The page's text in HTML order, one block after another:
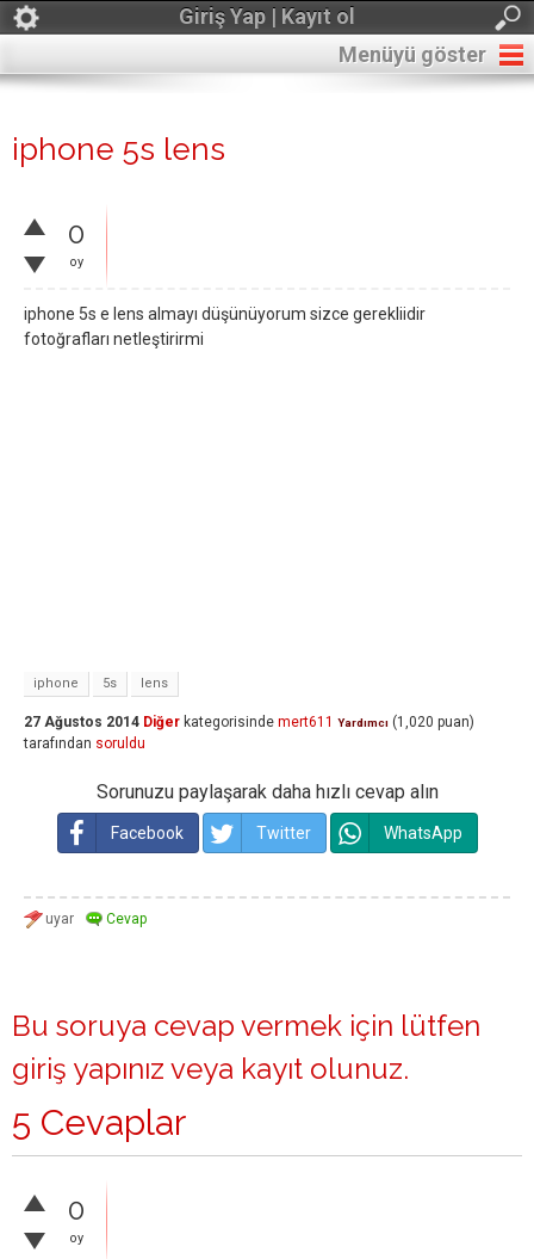
Giriş Yap | Kayıt ol
Menüyü göster
iphone 5s lens
0
oy
iphone 5s e lens almayı düşünüyorum sizce gerekliidir
fotoğrafları netleştirirmi
iphone 5s lens
27 Ağustos 2014 Diğer kategorisinde mert611 Yardımcı (1,020 puan)
tarafından soruldu
Sorunuzu paylaşarak daha hızlı cevap alın
Facebook Twitter WhatsApp
Bu soruya cevap vermek için lütfen
giriş yapınız veya kayıt olunuz.
5 Cevaplar
0
oy